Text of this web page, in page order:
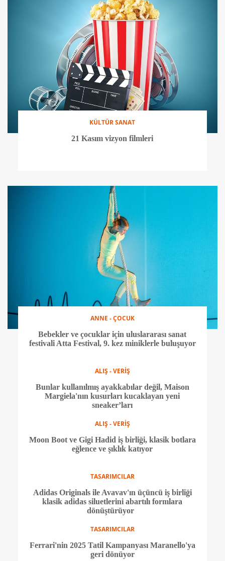
KÜLTÜR SANAT
21 Kasım vizyon filmleri
ANNE - ÇOCUK
Bebekler ve çocuklar için uluslararası sanat
festivali Atta Festival, 9. kez miniklerle buluşuyor
ALIŞ - VERİŞ
Bunlar kullanılmış ayakkabılar değil, Maison
sneaker’ları